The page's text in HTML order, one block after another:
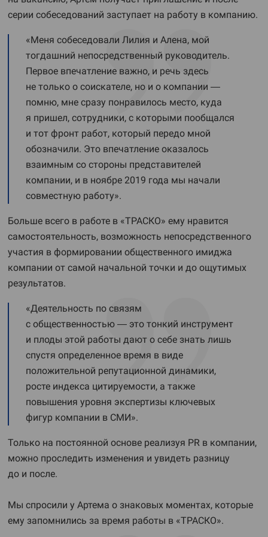
серии собеседований заступает на работу в компанию.
«Меня собеседовали Лилия и Алена, мой
тогдашний непосредственный руководитель.
Первое впечатление важно, и речь здесь
не только о соискателе, но и о компании —
помню, мне сразу понравилось место, куда
я пришел, сотрудники, с которыми пообщался
и тот фронт работ, который передо мной
обозначили. Это впечатление оказалось
взаимным со стороны представителей
компании, и в ноябре 2019 года мы начали
совместную работу».
Больше всего в работе в «ТРАСКО» ему нравится
самостоятельность, возможность непосредственного
участия в формировании общественного имиджа
компании от самой начальной точки и до ощутимых
результатов.
«Деятельность по связям
с общественностью — это тонкий инструмент
и плоды этой работы дают о себе знать лишь
спустя определенное время в виде
положительной репутационной динамики,
росте индекса цитируемости, а также
повышения уровня экспертизы ключевых
фигур компании в СМИ».
Только на постоянной основе реализуя PR в компании,
можно проследить изменения и увидеть разницу
до и после.
Мы спросили у Артема о знаковых моментах, которые
ему запомнились за время работы в «ТРАСКО».